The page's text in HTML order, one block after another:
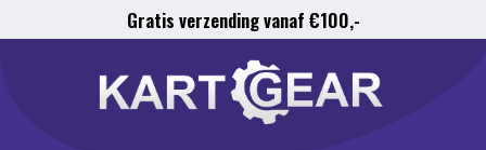
Gratis verzending vanaf €100,-